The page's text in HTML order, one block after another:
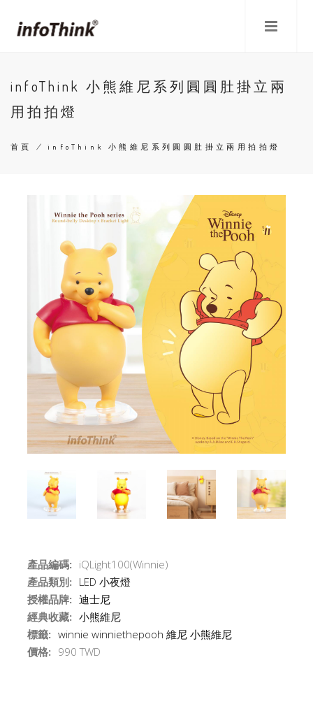
infoThink 小熊維尼系列圓圓肚掛立兩
用拍拍燈
首頁 /infoThink 小熊維尼系列圓圓肚掛立兩用拍拍燈
產品編碼: iQLight100(Winnie)
產品類別: LED 小夜燈
授權品牌: 迪士尼
經典收藏: 小熊維尼
標籤: winnie winniethepooh 維尼 小熊維尼
價格: 990 TWD